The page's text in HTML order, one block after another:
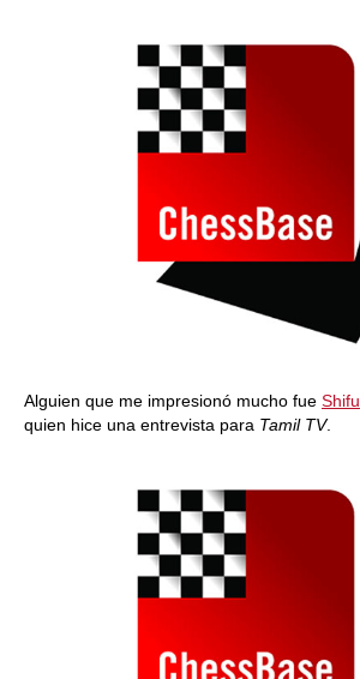
Alguien que me impresionó mucho fue Shifu
quien hice una entrevista para Tamil TV.